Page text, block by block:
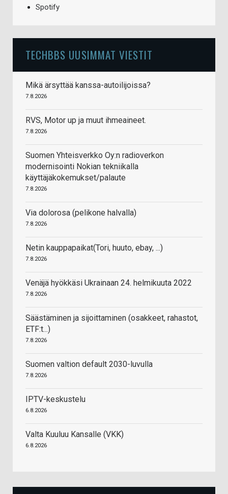
Spotify
TECHBBS UUSIMMAT VIESTIT
Mikä ärsyttää kanssa-autoilijoissa?
7.8.2026
RVS, Motor up ja muut ihmeaineet.
7.8.2026
Suomen Yhteisverkko Oy:n radioverkon
modernisointi Nokian tekniikalla
käyttäjäkokemukset/palaute
7.8.2026
Via dolorosa (pelikone halvalla)
7.8.2026
Netin kauppapaikat(Tori, huuto, ebay, ...)
7.8.2026
Venäjä hyökkäsi Ukrainaan 24. helmikuuta 2022
7.8.2026
Säästäminen ja sijoittaminen (osakkeet, rahastot,
ETF:t...)
7.8.2026
Suomen valtion default 2030-luvulla
7.8.2026
IPTV-keskustelu
6.8.2026
Valta Kuuluu Kansalle (VKK)
6.8.2026